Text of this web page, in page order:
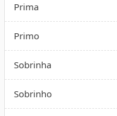
Prima
Primo
Sobrinha
Sobrinho